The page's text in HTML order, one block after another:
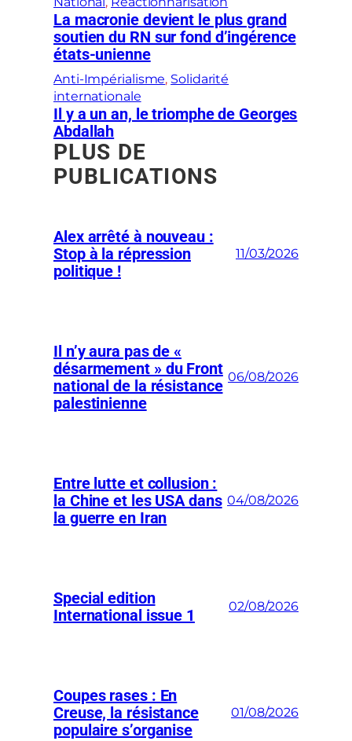
La macronie devient le plus grand
soutien du RN sur fond d’ingérence
états-unienne
Anti-Impérialisme, Solidarité
internationale
Il y a un an, le triomphe de Georges
Abdallah
PLUS DE
PUBLICATIONS
Alex arrêté à nouveau :
Stop à la répression
politique !
11/03/2026
Il n’y aura pas de «
désarmement » du Front
national de la résistance
palestinienne
06/08/2026
Entre lutte et collusion :
la Chine et les USA dans
la guerre en Iran
04/08/2026
Special edition
International issue 1
02/08/2026
Coupes rases : En
Creuse, la résistance
populaire s’organise
01/08/2026